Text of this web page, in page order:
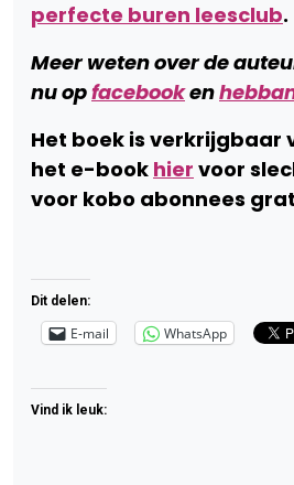
perfecte buren leesclub.
Meer weten over de
nu opfacebooken
Het boek is verkrijgbaar
het e-book hier voor
voor kobo abonnees
Dit delen:
E-mail WhatsApp
Vind ik leuk: